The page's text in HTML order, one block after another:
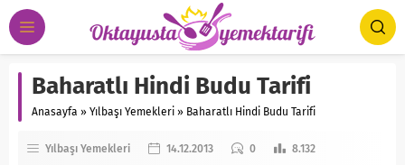
Baharatlı Hindi Budu Tarifi
Anasayfa » Yılbaşı Yemekleri » Baharatlı Hindi Budu Tarifi
Yılbaşı Yemekleri 14.12.2013 0 8.132